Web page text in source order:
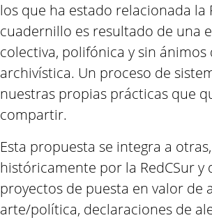
los que ha estado relacionada la
cuadernillo es resultado de una
colectiva, polifónica y sin
archivística. Un proceso de
nuestras propias prácticas que
compartir.
Esta propuesta se integra a
históricamente por la RedCSur y
proyectos de puesta en valor de
arte/política, declaraciones de